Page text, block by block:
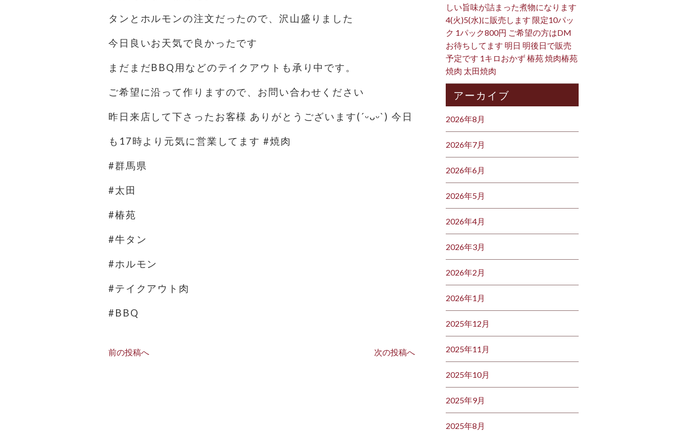
タンとホルモンの注文だったので、沢山盛りました
今日良いお天気で良かったです
まだまだBBQ用などのテイクアウトも承り中です。
ご希望に沿って作りますので、お問い合わせください
昨日来店して下さったお客様 ありがとうございます(´ᵕᴗᵕ`) 今日
も17時より元気に営業してます #焼肉
#群馬県
#太田
#椿苑
#牛タン
#ホルモン
#テイクアウト肉
#BBQ
前の投稿へ 次の投稿へ
しい旨味が詰まった煮物になります
4(火)5(水)に販売します 限定10パッ
ク 1パック800円 ご希望の方はDM
お待ちしてます 明日 明後日で販売
予定です 1キロおかず 椿苑 焼肉椿苑
焼肉 太田焼肉
アーカイブ
2026年8月
2026年7月
2026年6月
2026年5月
2026年4月
2026年3月
2026年2月
2026年1月
2025年12月
2025年11月
2025年10月
2025年9月
2025年8月